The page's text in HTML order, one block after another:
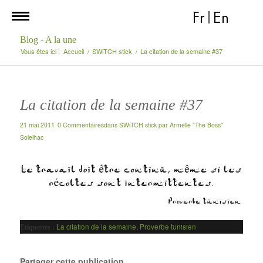
Fr En
Blog - A la une
Vous êtes ici : Accueil / SWiTCH stick / La citation de la semaine #37
La citation de la semaine #37
21 mai 2011 0 Commentairesdans SWiTCH stick par Armelle "The Boss"
Solelhac
Etiquettes : La citation de la semaine, Proverbe tunisien